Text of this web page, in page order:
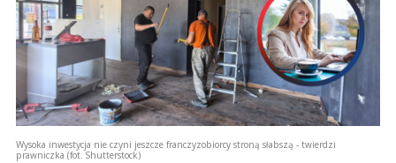
Wysoka inwestycja nie czyni jeszcze franczyzobiorcy stroną słabszą - twierdzi
prawniczka (fot. Shutterstock)